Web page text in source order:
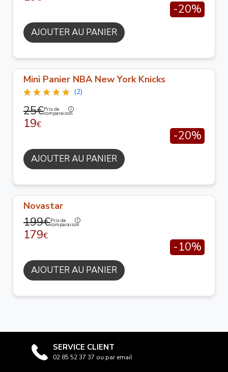
-20%
AJOUTER AU PANIER
Mini Panier NBA New York Knicks
(2)
25€Prix de
comparaison
19€
-20%
AJOUTER AU PANIER
Novastar
199€Prix de
comparaison
179€
-10%
AJOUTER AU PANIER
SERVICE CLIENT
02 85 52 37 37 ou par email